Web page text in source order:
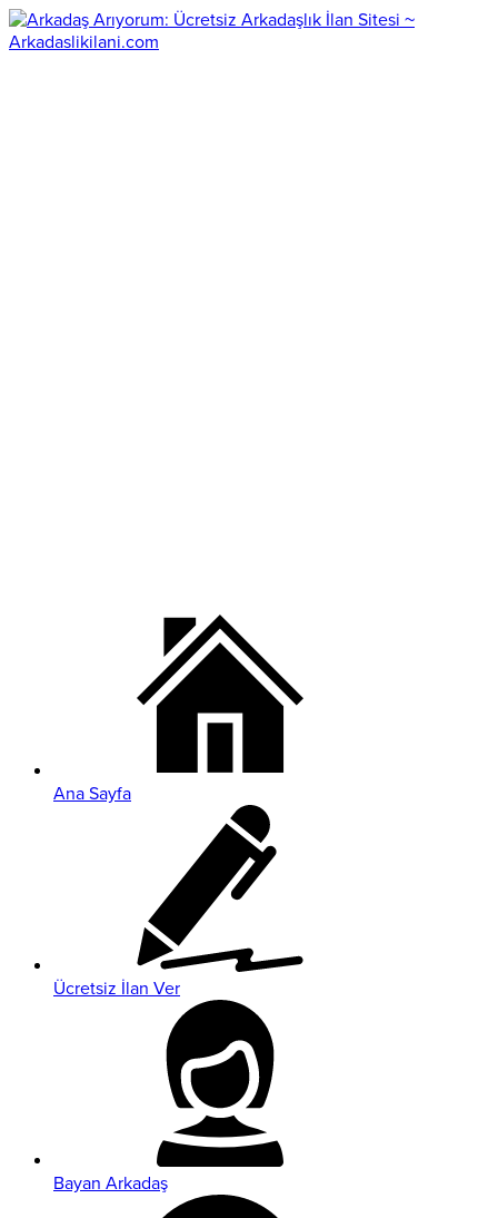
Ana Sayfa
Ücretsiz İlan Ver
Bayan Arkadaş